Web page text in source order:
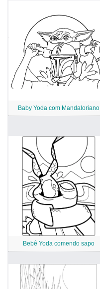
Baby Yoda com Mandaloriano
Bebê Yoda comendo sapo